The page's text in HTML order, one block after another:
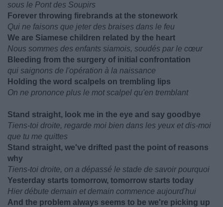
sous le Pont des Soupirs
Forever throwing firebrands at the stonework
Qui ne faisons que jeter des braises dans le feu
We are Siamese children related by the heart
Nous sommes des enfants siamois, soudés par le cœur
Bleeding from the surgery of initial confrontation
qui saignons de l'opération à la naissance
Holding the word scalpels on trembling lips
On ne prononce plus le mot scalpel qu'en tremblant
Stand straight, look me in the eye and say goodbye
Tiens-toi droite, regarde moi bien dans les yeux et dis-moi
que tu me quittes
Stand straight, we've drifted past the point of reasons
why
Tiens-toi droite, on a dépassé le stade de savoir pourquoi
Yesterday starts tomorrow, tomorrow starts today
Hier débute demain et demain commence aujourd'hui
And the problem always seems to be we're picking up